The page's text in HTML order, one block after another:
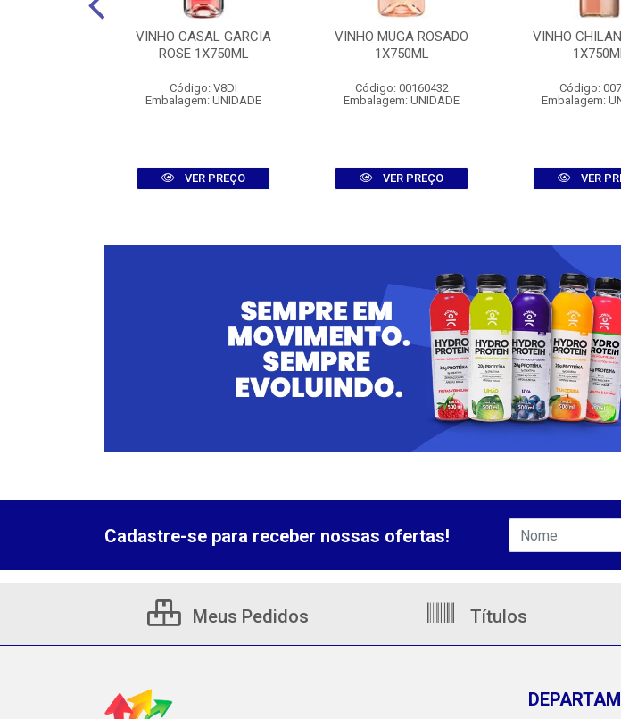
VINHO CASAL GARCIA
ROSE 1X750ML
Código: V8DI
Embalagem: UNIDADE
VER PREÇO
VINHO MUGA ROSADO
1X750ML
Código: 00160432
Embalagem: UNIDADE
VER PREÇO
VINHO
Código:
Embalagem:
VER
Cadastre-se para receber nossas ofertas!
Meus Pedidos Títulos